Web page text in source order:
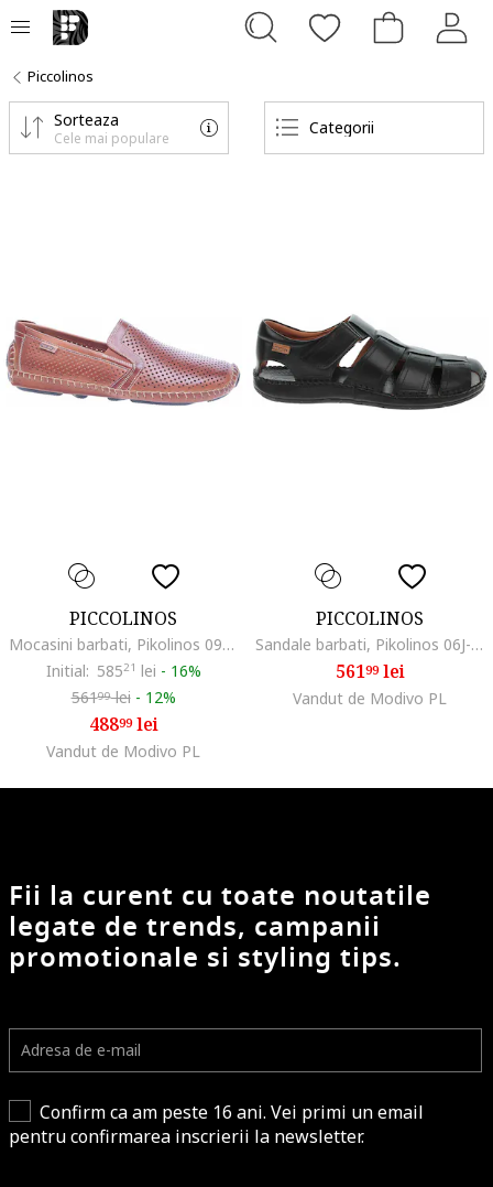
Piccolinos
Categorii
Sorteaza
Cele mai populare
PICCOLINOS
Mocasini barbati, Pikolinos 09Z-3100, piele naturala, maro, Maro
Initial: 58521 lei - 16%
56199lei - 12%
48899lei
Vandut de Modivo PL
PICCOLINOS
Sandale barbati, Pikolinos 06J-5433, piele naturala, negru,
56199lei
Vandut de Modivo PL
Fii la curent cu toate noutatile
legate de trends, campanii
promotionale si styling tips.
Confirm ca am peste 16 ani. Vei primi un email
pentru confirmarea inscrierii la newsletter.